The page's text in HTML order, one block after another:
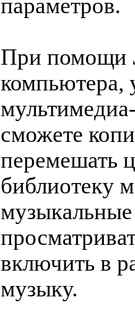
параметров.
При помощи
компьютера,
сможете
перемешать
библиотеку
включить в
музыку.